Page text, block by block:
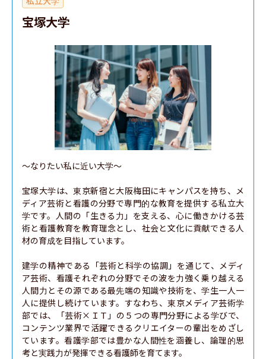
宝塚大学
〜なりたい私に近い大学〜
宝塚大学は、東京新宿と大阪梅田にキャンパスを持ち、メ
ディア芸術と看護の分野で専門的な教育を提供する私立大
学です。人間の「生きる力」を支える、心に働きかける芸
術と看護教育を教育理念とし、社会と文化に貢献できる人
材の育成を目指しています。
建学の精神である「芸術と科学の協調」を通じて、メディ
ア芸術、看護それぞれの分野でその波を力強く乗り越える
人間力とその源である最先端の知識や技術を、学生一人一
人に提供し続けています。すなわち、東京メディア芸術学
部では、「芸術×ＩＴ」の５つの専門分野による学びで、
コンテンツ業界で活躍できるクリエイターの輩出をめざし
ています。看護学部では豊かな人間性を涵養し、論理的思
考と実践力が発揮できる看護師を育てます。